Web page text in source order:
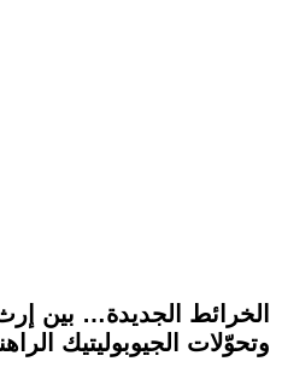
الخرائط الجديدة… بين
وتحوّلات الجيوبوليتيك